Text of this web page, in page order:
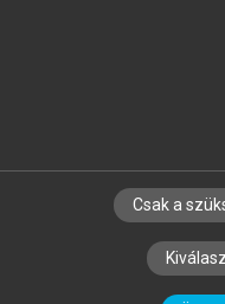
SZERZŐKNEK
SZERKESZTÉSI
Csak a